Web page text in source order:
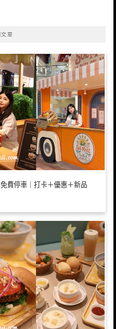
章
費停車｜打卡＋優惠＋新品